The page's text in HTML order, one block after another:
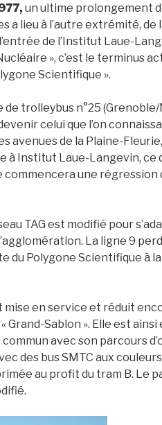
un ultime prolongement
a lieu à l’autre extrémité, de
de l’Institut Laue-
», c’est le terminus
Scientifique ».
de trolleybus n°25
celui que l’on
avenues de la Plaine-
à Institut Laue-Langevin, ce
une régression
TAG est modifié pour
La ligne 9
du Polygone Scientifique à
mise en service et réduit
Sablon ». Elle est ainsi
avec son parcours
des bus SMTC aux
au profit du tram B. Le